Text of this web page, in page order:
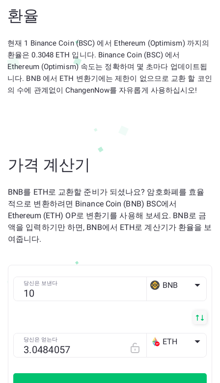
환율
현재 1 Binance Coin (BSC) 에서 Ethereum (Optimism) 까지의
환율은 0.3048 ETH 입니다. Binance Coin (BSC) 에서
Ethereum (Optimism) 속도는 정확하며 몇 초마다 업데이트됩
니다. BNB 에서 ETH 변환기에는 제한이 없으므로 교환 할 코인
의 수에 관계없이 ChangenNow를 자유롭게 사용하십시오!
가격 계산기
BNB를 ETH로 교환할 준비가 되셨나요? 암호화폐를 효율
적으로 변환하려면 Binance Coin (BNB) BSC에서
Ethereum (ETH) OP로 변환기를 사용해 보세요. BNB로 금
액을 입력하기만 하면, BNB에서 ETH로 계산기가 환율을 보
여줍니다.
당신은 보낸다 BNB
당신은 얻는다 ETH